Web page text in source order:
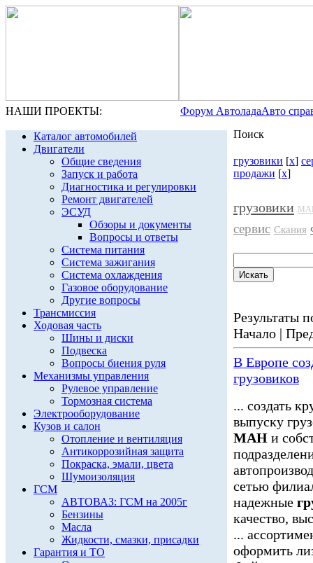
НАШИ ПРОЕКТЫ: Форум АвтоладаАвто
Каталог автомобилей
Двигатели
Общие сведения
Запуск и работа
Диагностика и регулировки
Ремонт двигателей
ЭСУД
Обзоры и документы
Вопросы и ответы
Система питания
Система зажигания
Система охлаждения
Газовое оборудование
Другие вопросы
Трансмиссия
Ходовая часть
Шины и диски
Подвеска
Вопросы биения руля
Механизмы управления
Рулевое управление
Тормозная система
Электрооборудование
Кузов и салон
Отопление и вентиляция
Антикоррозийная защита
Покраска, эмали, цвета
Шумоизоляция
ГСМ
АВТОВАЗ: ГСМ на 2005г
Бензины
Масла
Жидкости, смазки, присадки
Гарантия и ТО
Поиск
грузовики [x]
продажи [x]
грузовики
сервис Скания
Результаты
Начало |
В Европе
грузовиков
... создать
выпуску
МАН и
сетью
надежные
качество,
...
оформить